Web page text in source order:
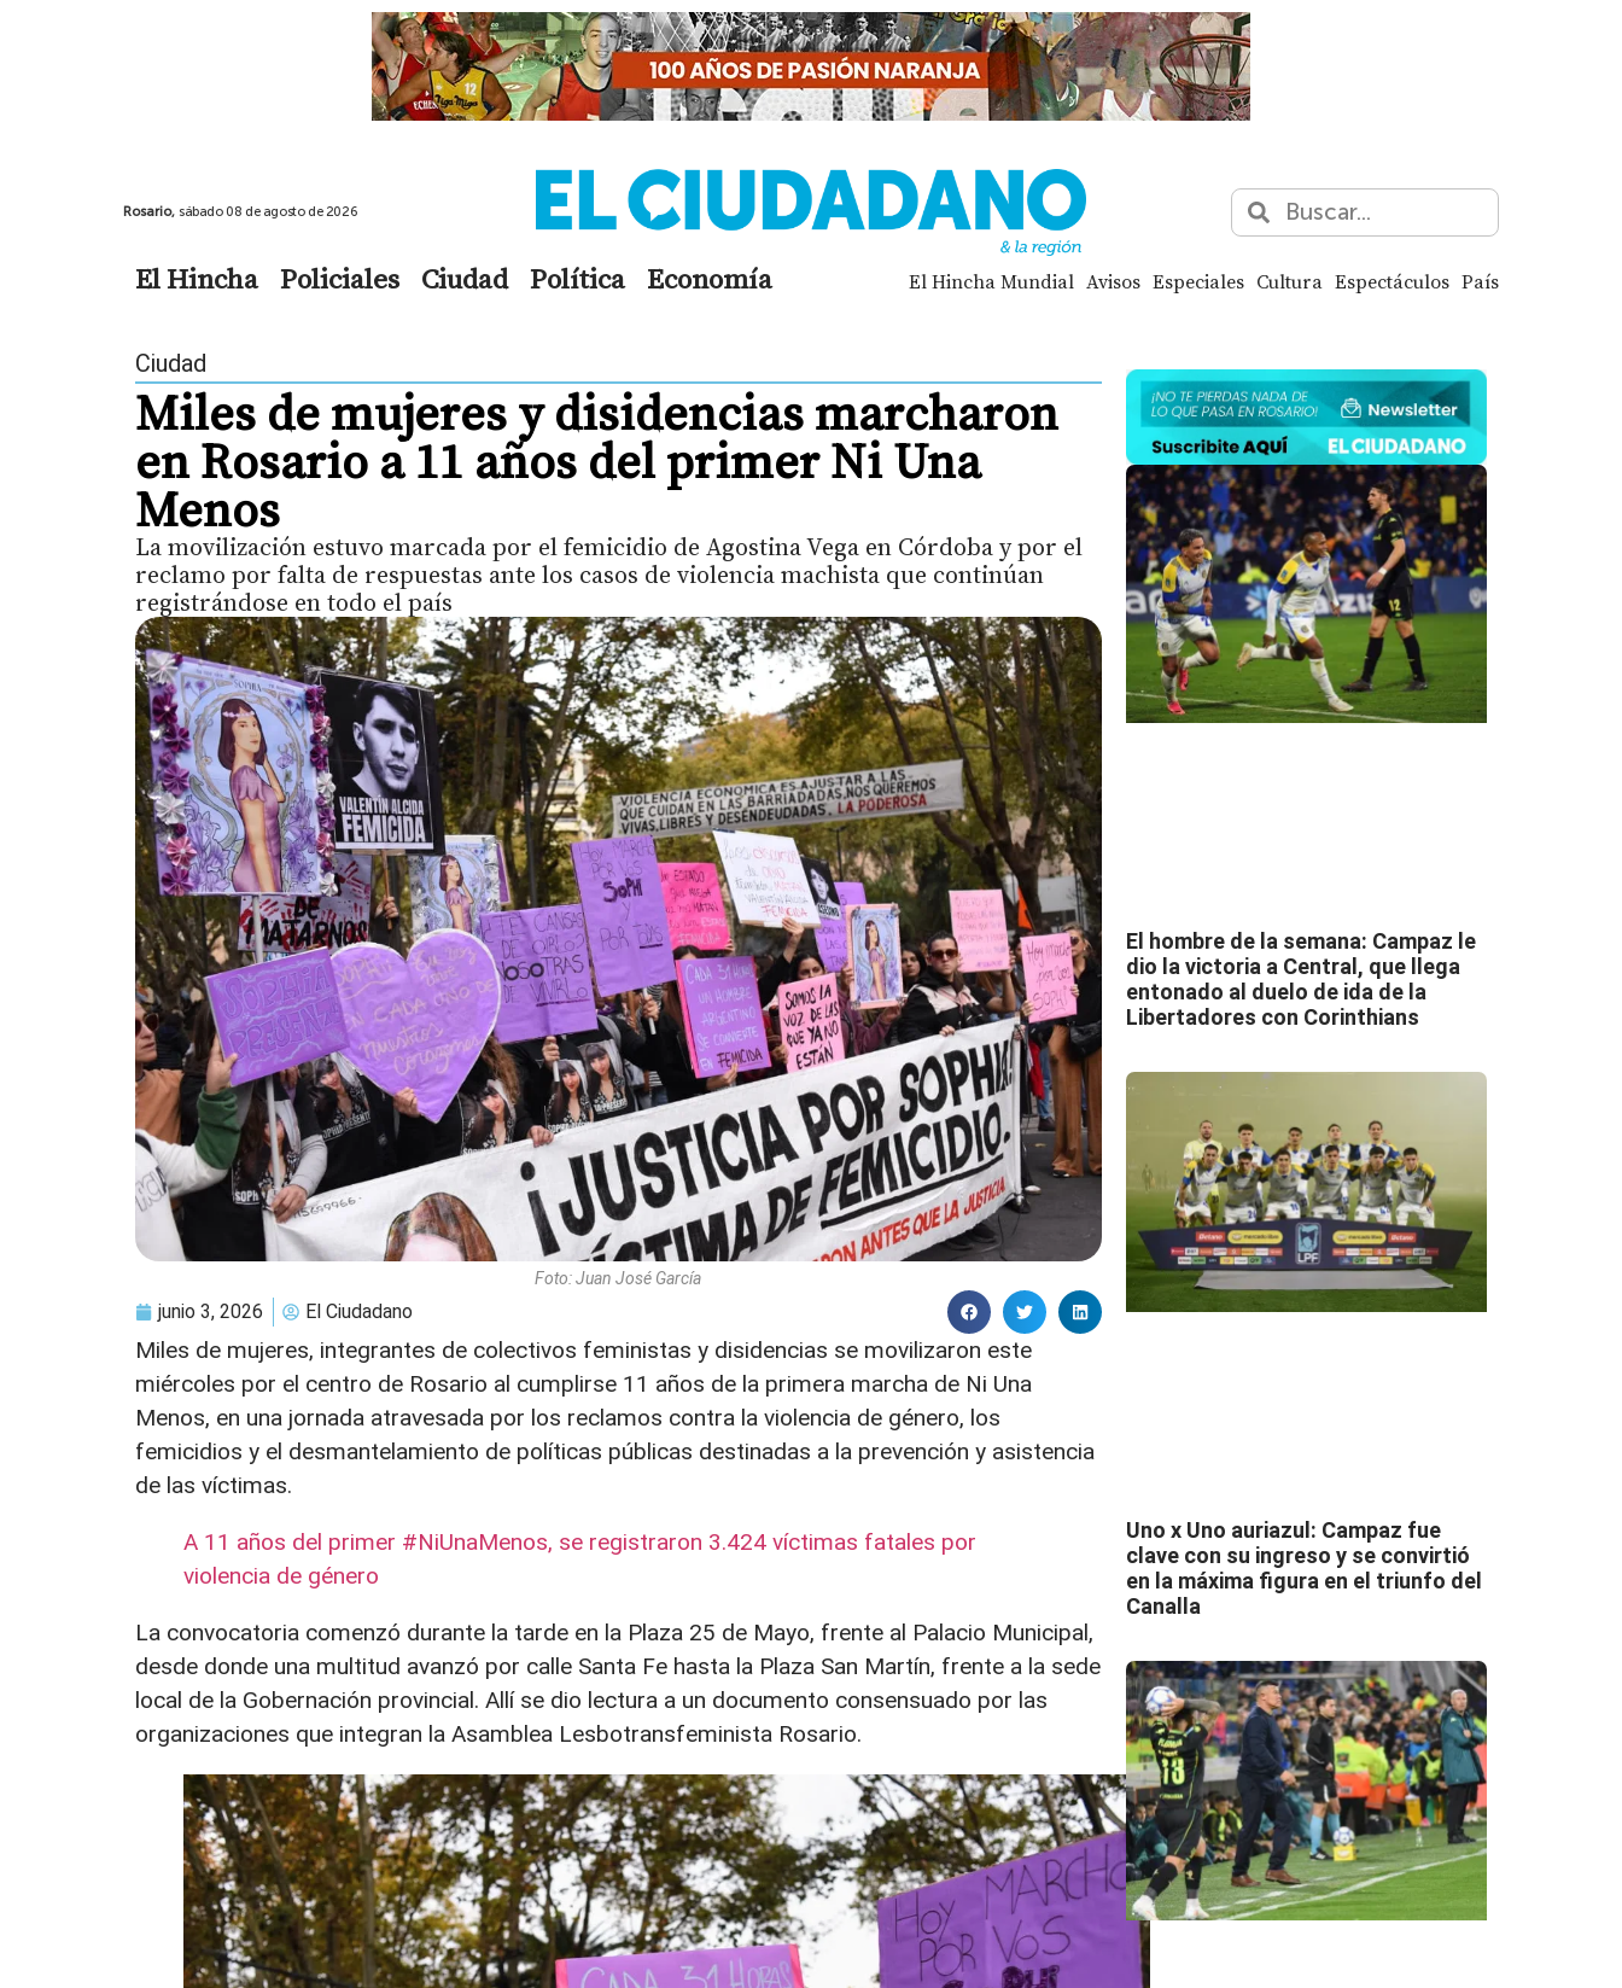
Rosario, sábado 08 de agosto de 2026
El Hincha Policiales Ciudad Política Economía El Hincha Mundial Avisos Especiales Cultura Espectáculos País
Ciudad
Miles de mujeres y disidencias marcharon
en Rosario a 11 años del primer Ni Una
Menos
La movilización estuvo marcada por el femicidio de Agostina Vega en Córdoba y por el
reclamo por falta de respuestas ante los casos de violencia machista que continúan
registrándose en todo el país
Foto: Juan José García
junio 3, 2026 El Ciudadano
Miles de mujeres, integrantes de colectivos feministas y disidencias se movilizaron este
miércoles por el centro de Rosario al cumplirse 11 años de la primera marcha de Ni Una
Menos, en una jornada atravesada por los reclamos contra la violencia de género, los
femicidios y el desmantelamiento de políticas públicas destinadas a la prevención y asistencia
de las víctimas.
A 11 años del primer #NiUnaMenos, se registraron 3.424 víctimas fatales por
violencia de género
La convocatoria comenzó durante la tarde en la Plaza 25 de Mayo, frente al Palacio Municipal,
desde donde una multitud avanzó por calle Santa Fe hasta la Plaza San Martín, frente a la sede
local de la Gobernación provincial. Allí se dio lectura a un documento consensuado por las
organizaciones que integran la Asamblea Lesbotransfeminista Rosario.
El hombre de la semana: Campaz le
dio la victoria a Central, que llega
entonado al duelo de ida de la
Libertadores con Corinthians
Uno x Uno auriazul: Campaz fue
clave con su ingreso y se convirtió
en la máxima figura en el triunfo del
Canalla